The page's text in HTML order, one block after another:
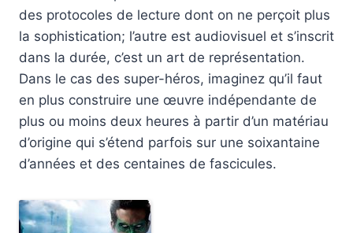
des protocoles de lecture dont on ne perçoit plus
la sophistication; l’autre est audiovisuel et s’inscrit
dans la durée, c’est un art de représentation.
Dans le cas des super-héros, imaginez qu’il faut
en plus construire une œuvre indépendante de
plus ou moins deux heures à partir d’un matériau
d’origine qui s’étend parfois sur une soixantaine
d’années et des centaines de fascicules.